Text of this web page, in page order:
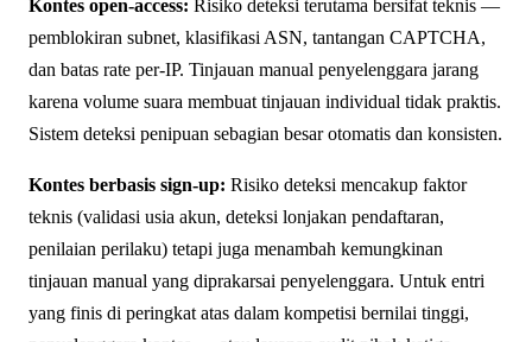
Kontes open-access: Risiko deteksi terutama bersifat teknis —
pemblokiran subnet, klasifikasi ASN, tantangan CAPTCHA,
dan batas rate per-IP. Tinjauan manual penyelenggara jarang
karena volume suara membuat tinjauan individual tidak praktis.
Sistem deteksi penipuan sebagian besar otomatis dan konsisten.
Kontes berbasis sign-up: Risiko deteksi mencakup faktor
teknis (validasi usia akun, deteksi lonjakan pendaftaran,
penilaian perilaku) tetapi juga menambah kemungkinan
tinjauan manual yang diprakarsai penyelenggara. Untuk entri
yang finis di peringkat atas dalam kompetisi bernilai tinggi,